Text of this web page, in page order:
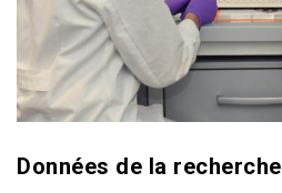
Données de la recherche